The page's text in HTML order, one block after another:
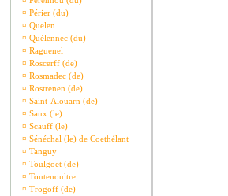
¤ Périer (du)
¤ Quelen
¤ Quélennec (du)
¤ Raguenel
¤ Roscerff (de)
¤ Rosmadec (de)
¤ Rostrenen (de)
¤ Saint-Alouarn (de)
¤ Saux (le)
¤ Scauff (le)
¤ Sénéchal (le) de Coethélant
¤ Tanguy
¤ Toulgoet (de)
¤ Toutenoultre
¤ Trogoff (de)